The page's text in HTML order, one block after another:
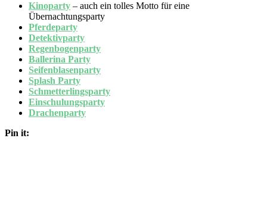
Kinoparty – auch ein tolles Motto für eine
Übernachtungsparty
Pferdeparty
Detektivparty
Regenbogenparty
Ballerina Party
Seifenblasenparty
Splash Party
Schmetterlingsparty
Einschulungsparty
Drachenparty
Pin it: